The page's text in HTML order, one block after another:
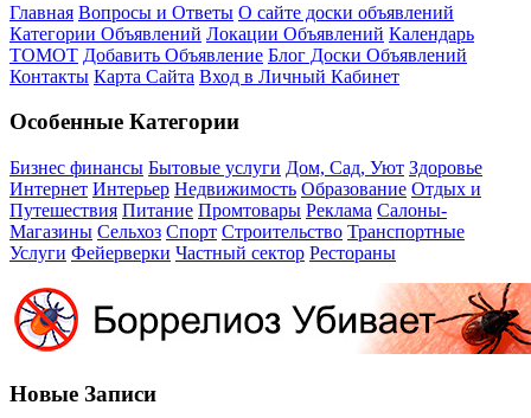
Главная Вопросы и Ответы О сайте доски объявлений
Категории Объявлений Локации Объявлений Календарь
ТОМОТ Добавить Объявление Блог Доски Объявлений
Контакты Карта Сайта Вход в Личный Кабинет
Особенные Категории
Бизнес финансы Бытовые услуги Дом, Сад, Уют Здоровье
Интернет Интерьер Недвижимость Образование Отдых и
Путешествия Питание Промтовары Реклама Салоны-
Магазины Сельхоз Спорт Строительство Транспортные
Услуги Фейерверки Частный сектор Рестораны
Новые Записи